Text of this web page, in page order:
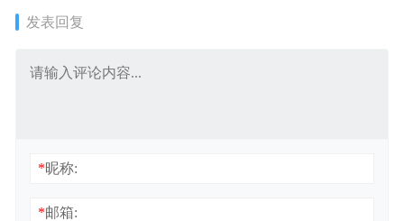
发表回复
*昵称:
*邮箱: